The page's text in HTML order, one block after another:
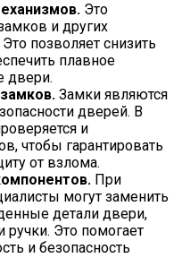
Это
и других
позволяет снизить
плавное
двери.
Замки являются
дверей. В
и
чтобы гарантировать
от взлома.
При
могут заменить
детали двери,
ручки. Это помогает
и безопасность